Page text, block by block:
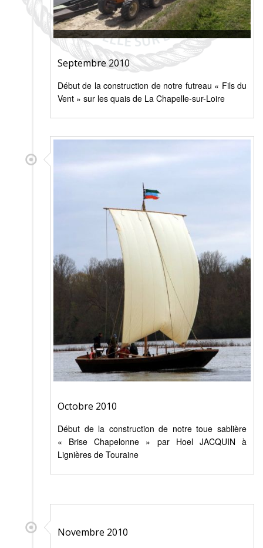
Septembre 2010
Début de la construction de notre futreau « Fils du
Vent » sur les quais de La Chapelle-sur-Loire
Octobre 2010
Début de la construction de notre toue sablière
« Brise Chapelonne » par Hoel JACQUIN à
Lignières de Touraine
Novembre 2010